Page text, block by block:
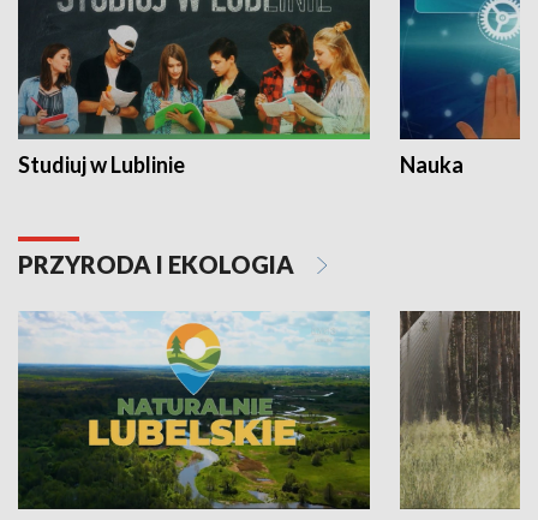
Studiuj w Lublinie Nauka
PRZYRODA I EKOLOGIA